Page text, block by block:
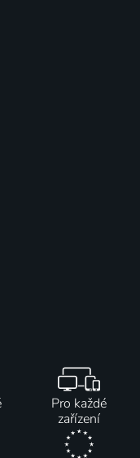
Pro každé
zařízení